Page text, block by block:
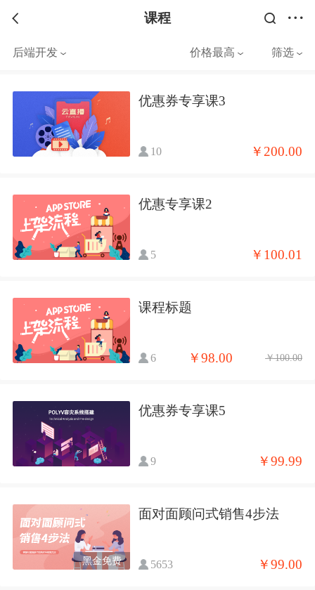
课程
后端开发 价格最高 筛选
优惠券专享课3
10 ￥200.00
优惠专享课2
5 ￥100.01
课程标题
6 ￥98.00 ￥100.00
优惠券专享课5
9 ￥99.99
黑金免费
面对面顾问式销售4步法
5653 ￥99.00